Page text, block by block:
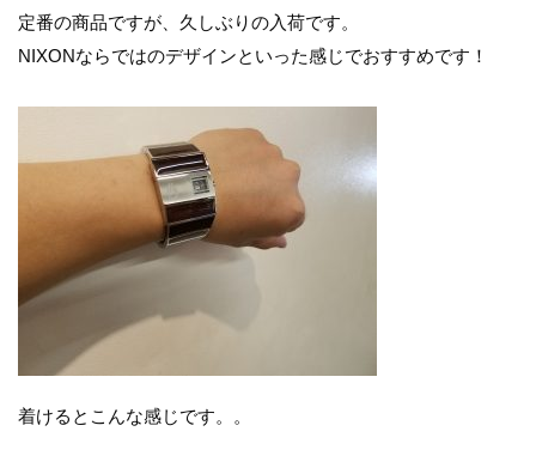
定番の商品ですが、久しぶりの入荷です。
NIXONならではのデザインといった感じでおすすめです！
着けるとこんな感じです。。